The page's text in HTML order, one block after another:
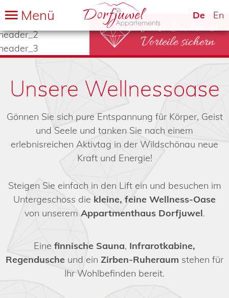
Menü De En
Jetzt Buchen&
Vorteile sichern
Unsere Wellnessoase
Gönnen Sie sich pure Entspannung für Körper, Geist
und Seele und tanken Sie nach einem
erlebnisreichen Aktivtag in der Wildschönau neue
Kraft und Energie!
Steigen Sie einfach in den Lift ein und besuchen im
Untergeschoss die kleine, feine Wellness-Oase
von unserem Appartmenthaus Dorfjuwel.
Eine finnische Sauna, Infrarotkabine,
Regendusche und ein Zirben-Ruheraum stehen für
Ihr Wohlbefinden bereit.